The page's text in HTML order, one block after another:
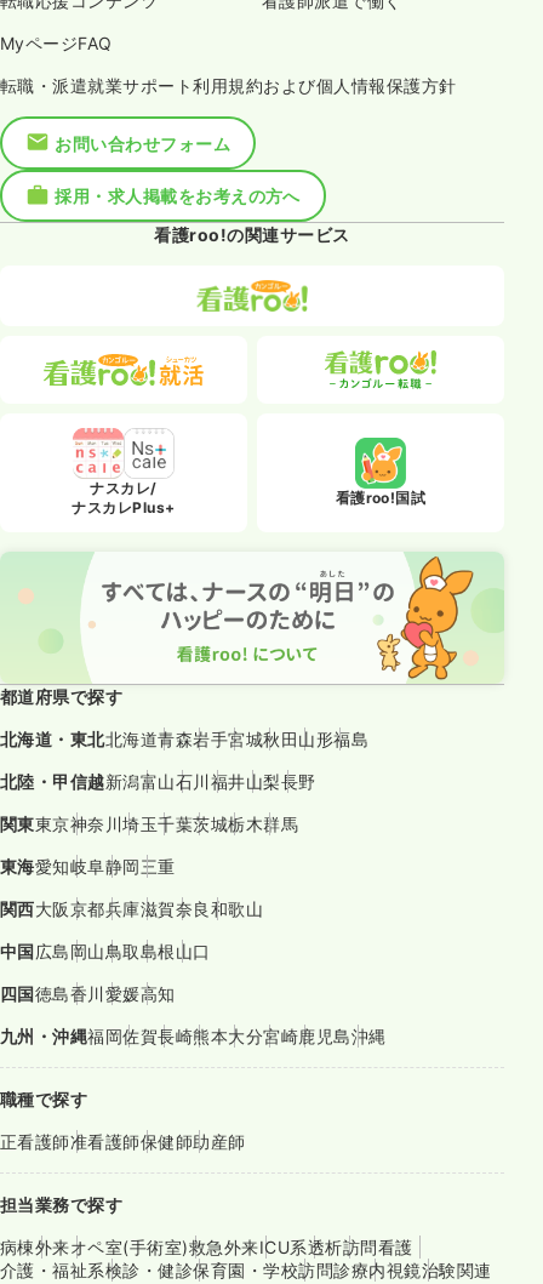
MyページFAQ
転職・派遣就業サポート利用規約および個人情報保護方針
お問い合わせフォーム
採用・求人掲載をお考えの方へ
看護roo!の関連サービス
ナスカレ/
ナスカレPlus+
看護roo!国試
都道府県で探す
北海道・東北北海道青森岩手宮城秋田山形福島
北陸・甲信越新潟富山石川福井山梨長野
関東東京神奈川埼玉千葉茨城栃木群馬
東海愛知岐阜静岡三重
関西大阪京都兵庫滋賀奈良和歌山
中国広島岡山鳥取島根山口
四国徳島香川愛媛高知
九州・沖縄福岡佐賀長崎熊本大分宮崎鹿児島沖縄
職種で探す
正看護師准看護師保健師助産師
担当業務で探す
病棟外来オペ室(手術室)救急外来ICU系透析訪問看護
介護・福祉系検診・健診保育園・学校訪問診療内視鏡治験関連